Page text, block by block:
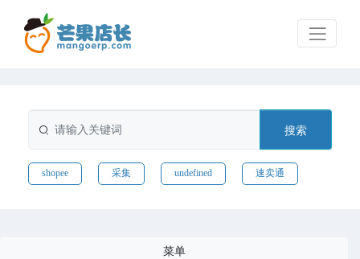
搜索
shopee 采集 undefined 速卖通
菜单